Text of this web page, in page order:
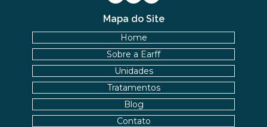
Mapa do Site
Home
Sobre a Earff
Unidades
Tratamentos
Blog
Contato